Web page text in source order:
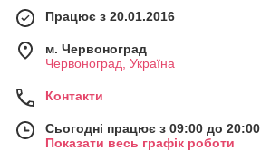
Працює з 20.01.2016
м. Червоноград
Червоноград, Україна
Контакти
Сьогодні працює з 09:00 до 20:00
Показати весь графік роботи